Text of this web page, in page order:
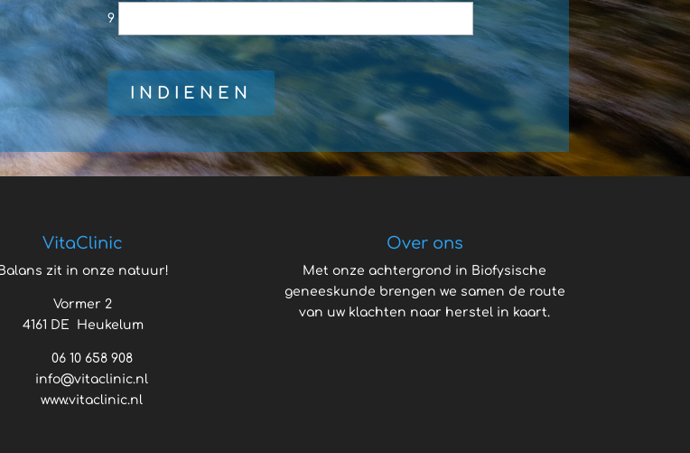
9
Gelieve
veld
leeg
laten.
VitaClinic
zit in onze natuur!
Vormer 2
4161 DE Heukelum
06 10 658 908
info@vitaclinic.nl
www.vitaclinic.nl
Over ons
Met onze achtergrond in Biofysische
geneeskunde brengen we samen de route
van uw klachten naar herstel in kaart.